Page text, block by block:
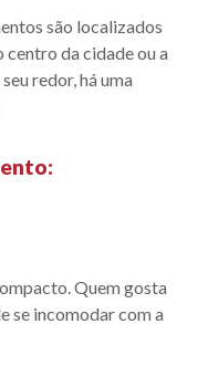
são localizados
centro da cidade ou a
redor, há uma
Quem gosta
se incomodar com a